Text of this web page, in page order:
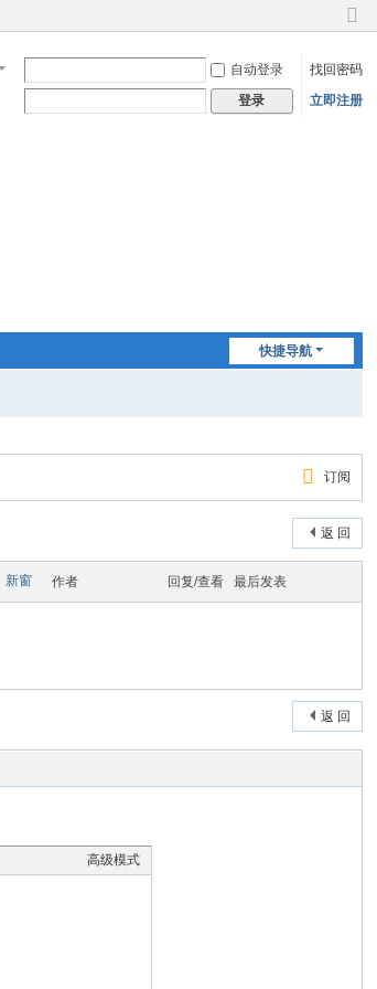
切
到
窄
自动登录
找回密码
登录 立即注册
快捷导航
订阅
返 回
新窗 作者 回复/查看 最后发表
返 回
高级模式